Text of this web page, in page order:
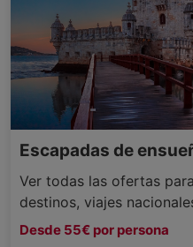
Escapadas de
Ver todas las ofertas
destinos, viajes
Desde 55€ por persona